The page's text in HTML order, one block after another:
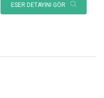
ESER DETAYINI GÖR